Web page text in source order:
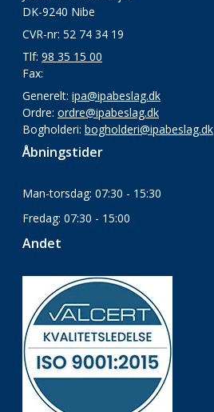
DK-9240 Nibe
CVR-nr: 52 74 34 19
Tlf: 98 35 15 00
Fax:
Generelt: ipa@ipabeslag.dk
Ordre: ordre@ipabeslag.dk
Bogholderi: bogholderi@ipabeslag.dk
Åbningstider
Man-torsdag: 07:30 - 15:30
Fredag: 07:30 - 15:00
Andet